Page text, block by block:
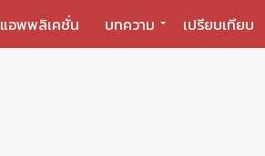
แอพพลิเคชั่น บทความ เปรียบเทียบ